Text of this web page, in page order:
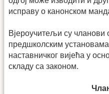
исправу о канонском
Вјероучитељи су чланови
предшколским
наставничког вијећа у
складу са законом.